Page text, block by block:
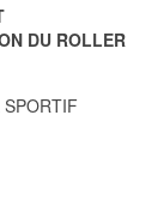
DU ROLLER
SPORTIF